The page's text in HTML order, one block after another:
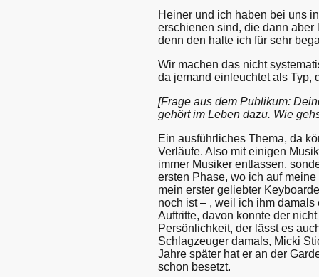
Heiner und ich haben bei uns
erschienen sind, die dann aber
denn den halte ich für sehr
Wir machen das nicht
da jemand einleuchtet als Typ,
[Frage aus dem Publikum:
gehört im Leben dazu. Wie
Ein ausführliches Thema, da
Verläufe. Also mit einigen
immer Musiker entlassen,
ersten Phase, wo ich auf
mein erster geliebter
noch ist – , weil ich ihm
Auftritte, davon konnte der
Persönlichkeit, der lässt es
Schlagzeuger damals, Micki
Jahre später hat er an der
schon besetzt.